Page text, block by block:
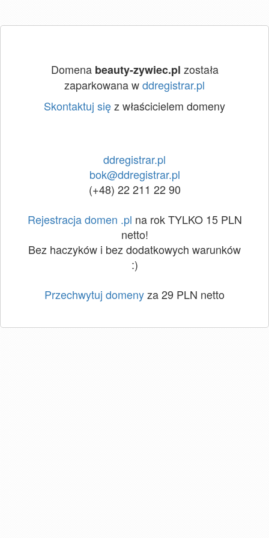
Domena beauty-zywiec.pl została
zaparkowana wddregistrar.pl
Skontaktuj sięz właścicielem domeny
ddregistrar.pl
bok@ddregistrar.pl
(+48) 22 211 22 90
Rejestracja domen .pl na rok TYLKO 15 PLN
netto!
Bez haczyków i bez dodatkowych warunków
:)
Przechwytuj domenyza 29 PLN netto